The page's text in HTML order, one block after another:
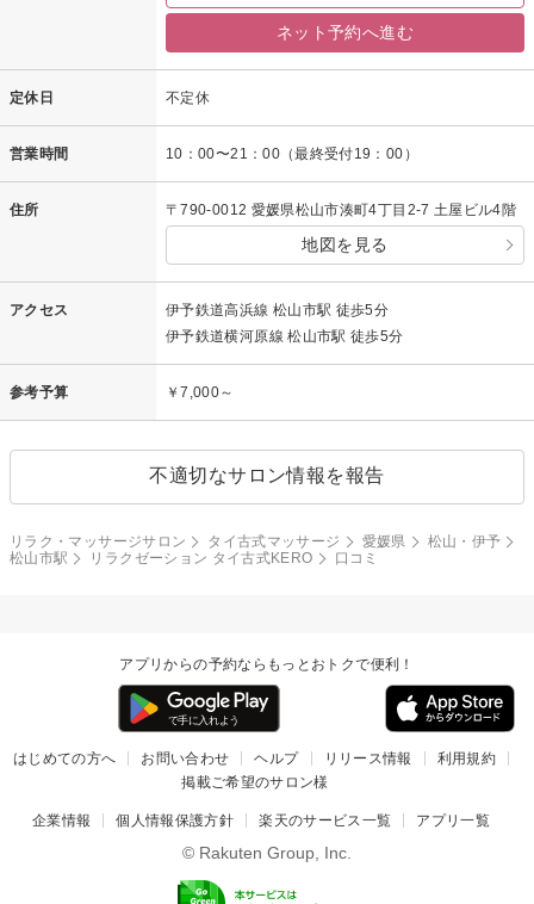
ネット予約へ進む
定休日 不定休
営業時間 10：00〜21：00（最終受付19：00）
住所 〒790-0012 愛媛県松山市湊町4丁目2-7 土屋ビル4階
地図を見る
アクセス
伊予鉄道高浜線 松山市駅 徒歩5分
伊予鉄道横河原線 松山市駅 徒歩5分
参考予算 ￥7,000～
不適切なサロン情報を報告
リラク・マッサージサロン タイ古式マッサージ 愛媛県
松山・伊予
松山市駅
リラクゼーション タイ古式KERO 口コミ
アプリからの予約ならもっとおトクで便利！
はじめての方へ お問い合わせ ヘルプ リリース情報
利用規約
掲載ご希望のサロン様
企業情報 個人情報保護方針 楽天のサービス一覧 アプリ一覧
© Rakuten Group, Inc.